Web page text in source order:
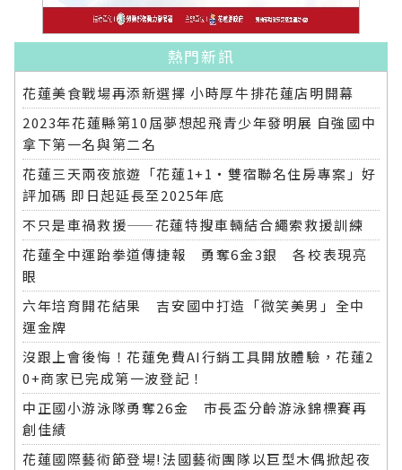
熱門新訊
花蓮美食戰場再添新選擇 小時厚牛排花蓮店明開幕
2023年花蓮縣第10屆夢想起飛青少年發明展 自強國中
拿下第一名與第二名
花蓮三天兩夜旅遊「花蓮1+1‧雙宿聯名住房專案」好
評加碼 即日起延長至2025年底
不只是車禍救援——花蓮特搜車輛結合繩索救援訓練
花蓮全中運跆拳道傳捷報 勇奪6金3銀 各校表現亮
眼
六年培育開花結果 吉安國中打造「微笑美男」全中
運金牌
沒跟上會後悔！花蓮免費AI行銷工具開放體驗，花蓮2
0+商家已完成第一波登記！
中正國小游泳隊勇奪26金 市長盃分齡游泳錦標賽再
創佳績
花蓮國際藝術節登場!法國藝術團隊以巨型木偶掀起夜